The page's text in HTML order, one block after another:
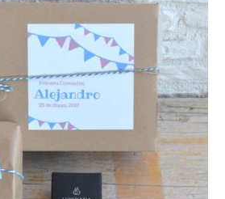
bordado - Nombre y Fecha
29.10€ AÑADIR